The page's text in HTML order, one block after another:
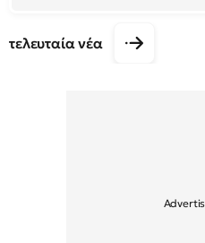
τελευταία νέα